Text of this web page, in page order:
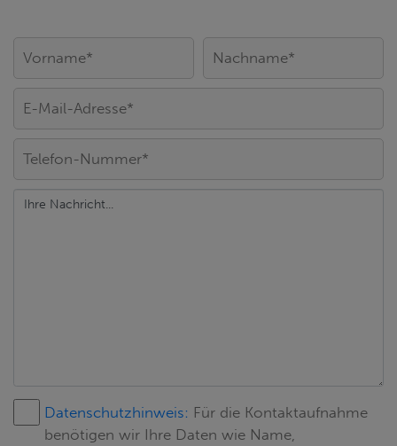
Datenschutzhinweis: Für die Kontaktaufnahme
benötigen wir Ihre Daten wie Name,